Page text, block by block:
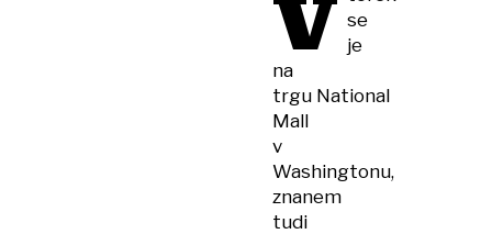
se
je
na
trgu National
Mall
v
Washingtonu,
znanem
tudi